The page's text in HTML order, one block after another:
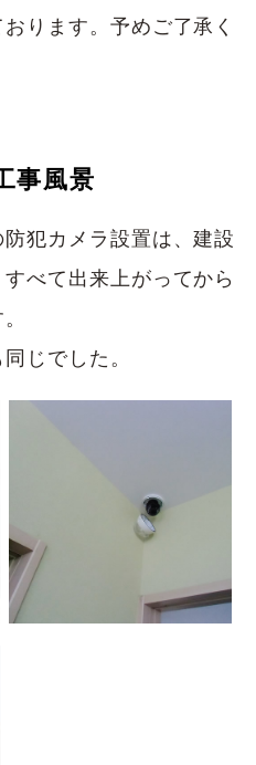
ります。予めご了承く
事風景
犯カメラ設置は、建設
べて出来上がってから
じでした。